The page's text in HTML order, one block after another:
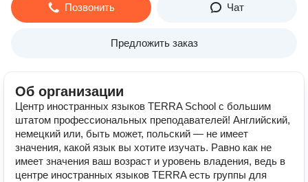
Позвонить Чат
Предложить заказ
Об организации
Центр иностранных языков TERRA School с большим
штатом профессиональных преподавателей! Английский,
немецкий или, быть может, польский — не имеет
значения, какой язык вы хотите изучать. Равно как не
имеет значения ваш возраст и уровень владения, ведь в
центре иностранных языков TERRA есть группы для